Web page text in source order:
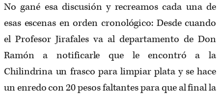
No gané esa discusión y recreamos cada una de
esas escenas en orden cronológico: Desde cuando
el Profesor Jirafales va al departamento de Don
Ramón a notificarle que le encontró a la
Chilindrina un frasco para limpiar plata y se hace
un enredo con 20 pesos faltantes para que al final la